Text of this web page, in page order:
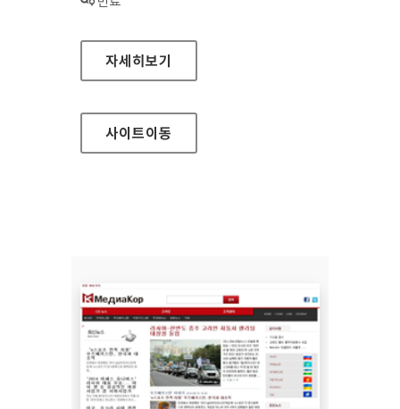
문화재조사연구단 홈페이지
자세히보기
사이트이동